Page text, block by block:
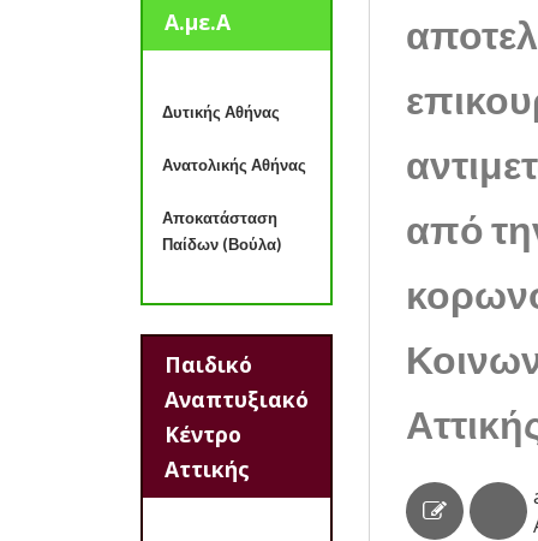
από
Α.με.Α
Δυτικής Αθήνας
Ανατολικής Αθήνας
Αποκατάσταση
Παίδων (Βούλα)
Παιδικό
Αναπτυξιακό
Κέντρο
Αττικής